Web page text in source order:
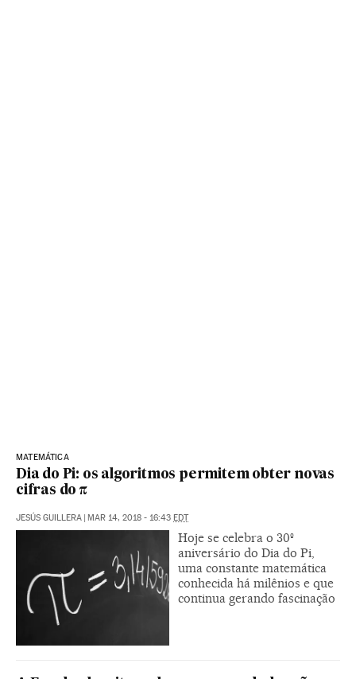
MATEMÁTICA
Dia do Pi: os algoritmos permitem obter novas
cifras do π
JESÚS GUILLERA | MAR 14, 2018 - 16:43 EDT
Hoje se celebra o 30º
aniversário do Dia do Pi,
uma constante matemática
conhecida há milênios e que
continua gerando fascinação